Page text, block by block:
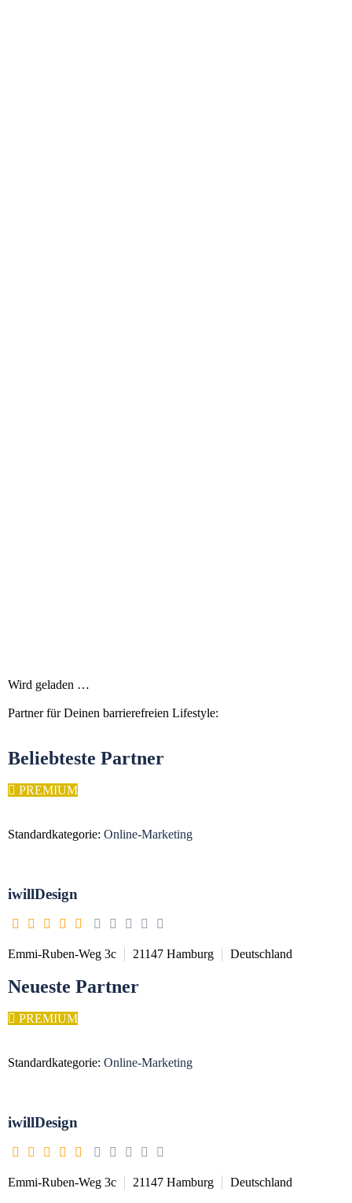
Wird geladen …
Partner für Deinen barrierefreien Lifestyle:
Beliebteste Partner
PREMIUM
Standardkategorie: Online-Marketing
iwillDesign
Emmi-Ruben-Weg 3c 21147 Hamburg Deutschland
Neueste Partner
PREMIUM
Standardkategorie: Online-Marketing
iwillDesign
Emmi-Ruben-Weg 3c 21147 Hamburg Deutschland